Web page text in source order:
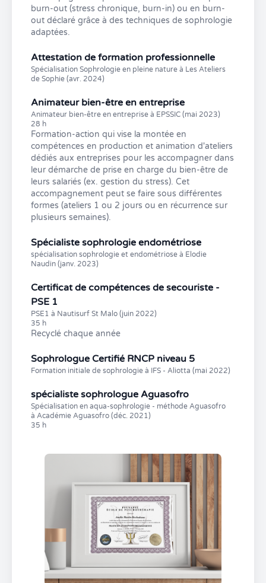
burn-out (stress chronique, burn-in) ou en burn-
out déclaré grâce à des techniques de sophrologie
adaptées.
Attestation de formation professionnelle
Spécialisation Sophrologie en pleine nature à Les Ateliers
de Sophie (avr. 2024)
Animateur bien-être en entreprise
Animateur bien-être en entreprise à EPSSIC (mai 2023)
28 h
Formation-action qui vise la montée en
compétences en production et animation d'ateliers
dédiés aux entreprises pour les accompagner dans
leur démarche de prise en charge du bien-être de
leurs salariés (ex. gestion du stress). Cet
accompagnement peut se faire sous différentes
formes (ateliers 1 ou 2 jours ou en récurrence sur
plusieurs semaines).
Spécialiste sophrologie endométriose
spécialisation sophrologie et endométriose à Elodie
Naudin (janv. 2023)
Certificat de compétences de secouriste -
PSE 1
PSE1 à Nautisurf St Malo (juin 2022)
35 h
Recyclé chaque année
Sophrologue Certifié RNCP niveau 5
Formation initiale de sophrologie à IFS - Aliotta (mai 2022)
spécialiste sophrologue Aguasofro
Spécialisation en aqua-sophrologie - méthode Aguasofro
à Académie Aguasofro (déc. 2021)
35 h